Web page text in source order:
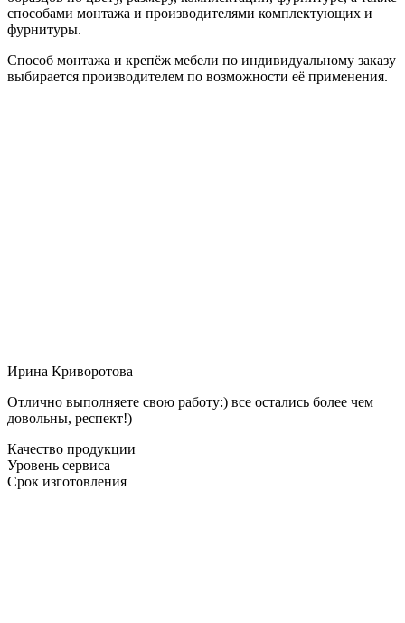
способами монтажа и производителями комплектующих и
фурнитуры.
Способ монтажа и крепёж мебели по индивидуальному заказу
выбирается производителем по возможности её применения.
Ирина Криворотова
Отлично выполняете свою работу:) все остались более чем
довольны, респект!)
Качество продукции
Уровень сервиса
Срок изготовления